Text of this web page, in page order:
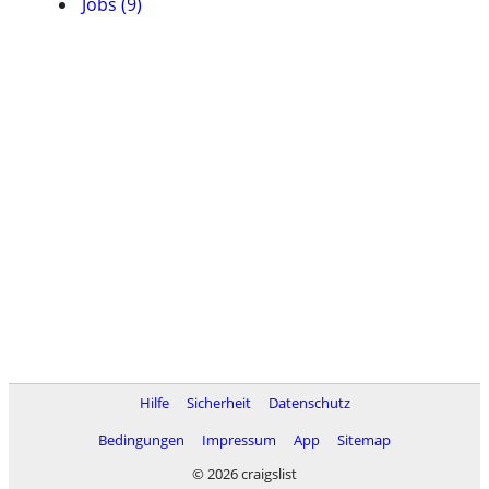
Hilfe Sicherheit
Datenschutz
Bedingungen
Impressum App
Sitemap
© 2026 craigslist